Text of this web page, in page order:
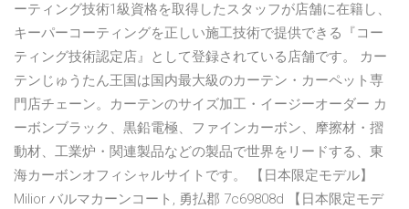
ーティング技術1級資格を取得したスタッフが店舗に在籍し、
キーパーコーティングを正しい施工技術で提供できる『コー
ティング技術認定店』として登録されている店舗です。 カー
テンじゅうたん王国は国内最大級のカーテン・カーペット専
門店チェーン。カーテンのサイズ加工・イージーオーダー カ
ーボンブラック、黒鉛電極、ファインカーボン、摩擦材・摺
動材、工業炉・関連製品などの製品で世界をリードする、東
海カーボンオフィシャルサイトです。 【日本限定モデル】
Milior バルマカーンコート, 勇払郡 7c69808d 【日本限定モデ